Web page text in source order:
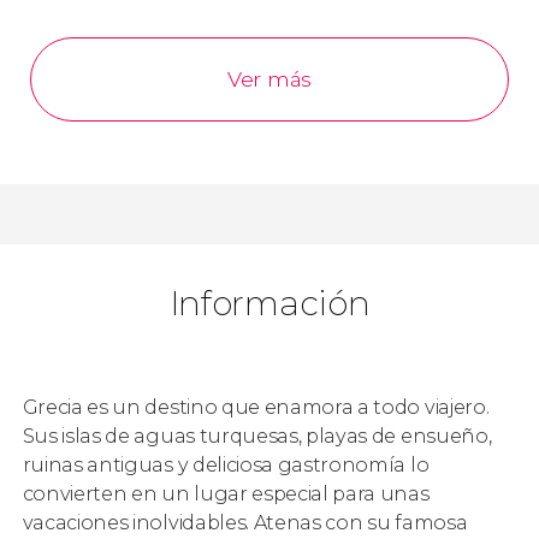
Ver más
Información
Grecia es un destino que enamora a todo viajero.
Sus islas de aguas turquesas, playas de ensueño,
ruinas antiguas y deliciosa gastronomía lo
convierten en un lugar especial para unas
vacaciones inolvidables. Atenas con su famosa